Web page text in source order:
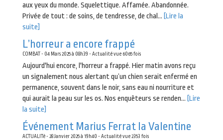
aux yeux du monde. Squelettique. Affamée. Abandonnée.
Privée de tout : de soins, de tendresse, de chal... [Lire la
suite]
L’horreur a encore frappé
COMBAT - 04 Mars 2025 à 08h39 - Actualité vue 6065 fois
Aujourd'hui encore, l'horreur a frappé. Hier matin avons reçu
un signalement nous alertant qu’un chien serait enfermé en
permanence, souvent dans le noir, sans eau ni nourriture et
qui aurait la peau sur les os. Nos enquêteurs se renden... [Lire
la suite]
Événement Marius Ferrat la Valentine
ACTUALITé - 28 Janvier 2025 à 19h40 - Actualité vue 2353 fois